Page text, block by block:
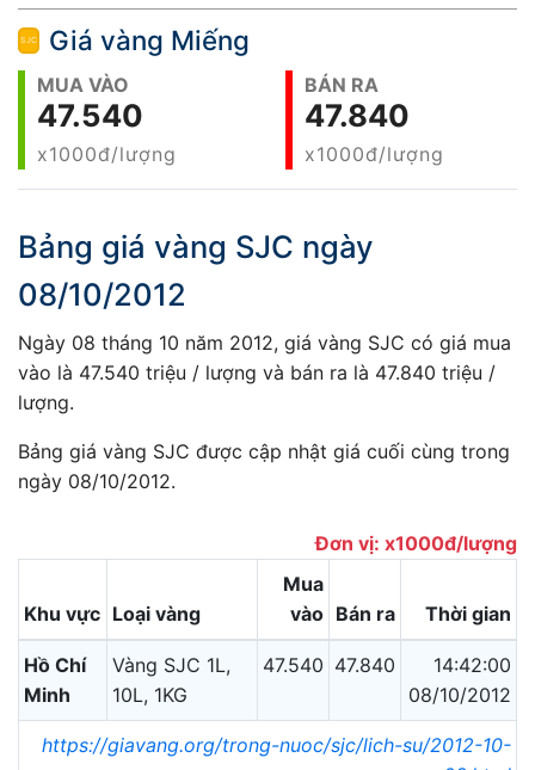
Giá vàng Miếng
MUA VÀO
47.540
x1000đ/lượng
BÁN RA
47.840
x1000đ/lượng
Bảng giá vàng SJC ngày
08/10/2012
Ngày 08 tháng 10 năm 2012, giá vàng SJC có giá mua
vào là 47.540 triệu / lượng và bán ra là 47.840 triệu /
lượng.
Bảng giá vàng SJC được cập nhật giá cuối cùng trong
ngày 08/10/2012.
Đơn vị: x1000đ/lượng
Khu vực Loại vàng
Mua
vào Bán ra Thời gian
Hồ Chí
Minh
Vàng SJC 1L,
10L, 1KG
47.540 47.840
14:42:00
08/10/2012
https://giavang.org/trong-nuoc/sjc/lich-su/2012-10-